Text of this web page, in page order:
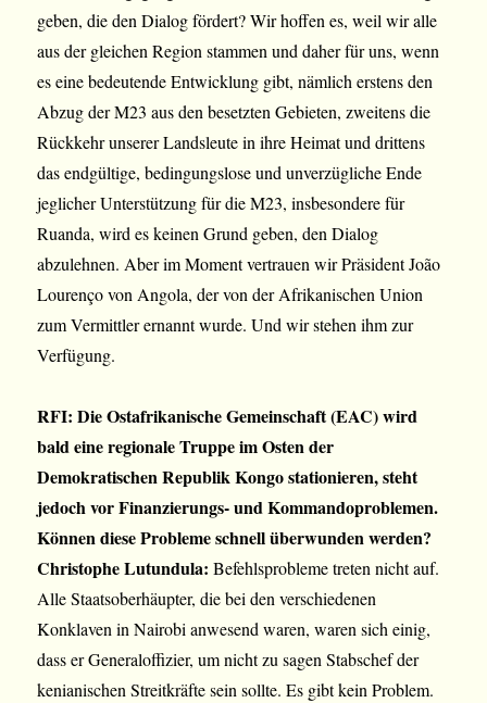
geben, die den Dialog fördert? Wir hoffen es, weil wir alle
aus der gleichen Region stammen und daher für uns, wenn
es eine bedeutende Entwicklung gibt, nämlich erstens den
Abzug der M23 aus den besetzten Gebieten, zweitens die
Rückkehr unserer Landsleute in ihre Heimat und drittens
das endgültige, bedingungslose und unverzügliche Ende
jeglicher Unterstützung für die M23, insbesondere für
Ruanda, wird es keinen Grund geben, den Dialog
abzulehnen. Aber im Moment vertrauen wir Präsident João
Lourenço von Angola, der von der Afrikanischen Union
zum Vermittler ernannt wurde. Und wir stehen ihm zur
Verfügung.
RFI: Die Ostafrikanische Gemeinschaft (EAC) wird
bald eine regionale Truppe im Osten der
Demokratischen Republik Kongo stationieren, steht
jedoch vor Finanzierungs- und Kommandoproblemen.
Können diese Probleme schnell überwunden werden?
Christophe Lutundula:Befehlsprobleme treten nicht auf.
Alle Staatsoberhäupter, die bei den verschiedenen
Konklaven in Nairobi anwesend waren, waren sich einig,
dass er Generaloffizier, um nicht zu sagen Stabschef der
kenianischen Streitkräfte sein sollte. Es gibt kein Problem.